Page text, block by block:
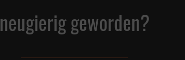
neugierig geworden?